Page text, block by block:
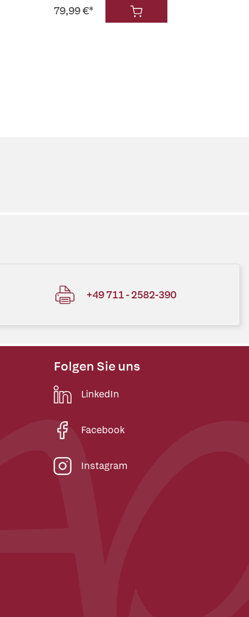
79,99 €*
+49 711 - 2582-390
Folgen Sie uns
LinkedIn
Facebook
Instagram